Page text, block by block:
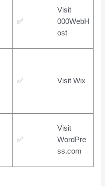
✅
Visit
000WebH
ost
✅ Visit Wix
✅
Visit
WordPre
ss.com